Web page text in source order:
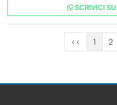
SCRIVICI SU
<< 1 2